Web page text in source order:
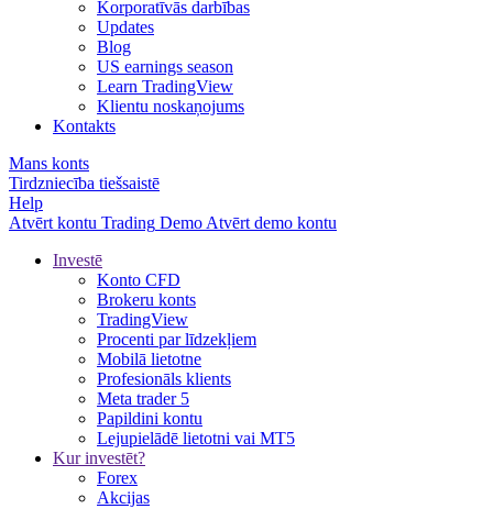
Korporatīvās darbības
Updates
Blog
US earnings season
Learn TradingView
Klientu noskaņojums
Kontakts
Mans konts
Tirdzniecība tiešsaistē
Help
Atvērt kontu Trading Demo Atvērt demo kontu
Investē
Konto CFD
Brokeru konts
TradingView
Procenti par līdzekļiem
Mobilā lietotne
Profesionāls klients
Meta trader 5
Papildini kontu
Lejupielādē lietotni vai MT5
Kur investēt?
Forex
Akcijas